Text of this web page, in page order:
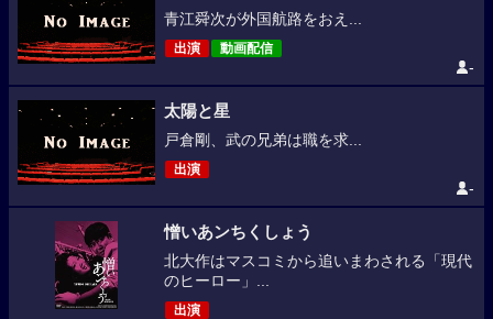
青江舜次が外国航路をおえ...
出演 動画配信
-
太陽と星
戸倉剛、武の兄弟は職を求...
出演
-
憎いあンちくしょう
北大作はマスコミから追いまわされる「現代
のヒーロー」...
出演